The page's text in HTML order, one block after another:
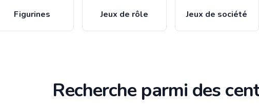
Figurines Jeux de rôle Jeux de société
Recherche parmi des